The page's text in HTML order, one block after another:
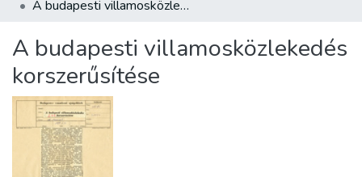
About us
A budapesti villamosközlekedés korszerűsítése
A budapesti villamosközlekedés
korszerűsítése